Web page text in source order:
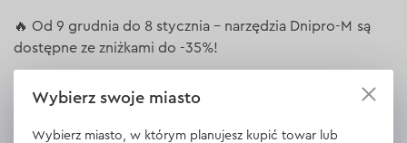
🔥 Od 9 grudnia do 8 stycznia – narzędzia Dnipro-M są
dostępne ze zniżkami do -35%!
szybko się wyprzedają – nie
przegapcie szansy, aby korzystnie odnowić zestaw
fachowca.
Wybierz swoje miasto
Wybierz miasto, w którym planujesz kupić towar lub